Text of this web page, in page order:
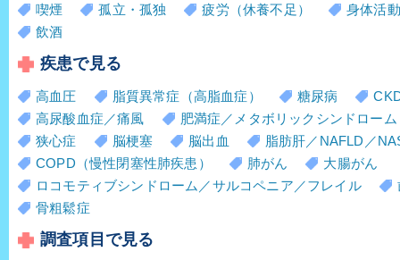
喫煙 孤立・孤独 疲労（休養不足）
身体活
飲酒
疾患で見る
高血圧 脂質異常症（高脂血症） 糖尿病
高尿酸血症／痛風
肥満症／メタボリックシンドローム
狭心症
脳梗塞 脳出血
脂肪肝／NAFLD／
COPD（慢性閉塞性肺疾患）
肺がん
大腸がん
ロコモティブシンドローム／サルコペニア／フレイル
骨粗鬆症
調査項目で見る